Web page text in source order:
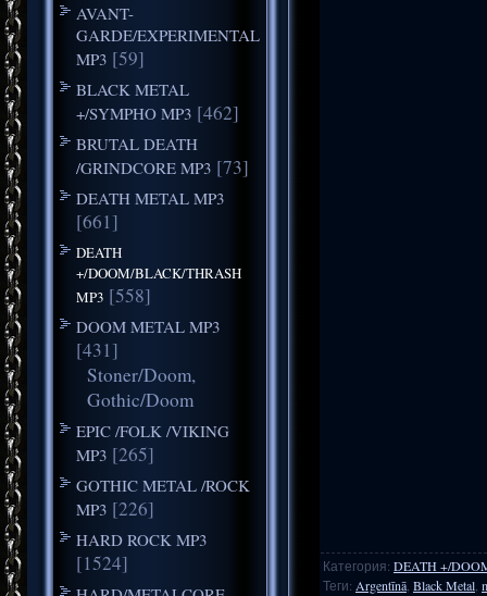
AVANT-
GARDE/EXPERIMENTAL
MP3 [59]
BLACK METAL
+/SYMPHO MP3 [462]
BRUTAL DEATH
/GRINDCORE MP3 [73]
DEATH METAL MP3
[661]
DEATH
+/DOOM/BLACK/THRASH
MP3 [558]
DOOM METAL MP3
[431]
Stoner/Doom,
Gothic/Doom
EPIC /FOLK /VIKING
MP3 [265]
GOTHIC METAL /ROCK
MP3 [226]
HARD ROCK MP3
[1524] Категория: DEATH +/
Теги: Argentīnā Black Metal